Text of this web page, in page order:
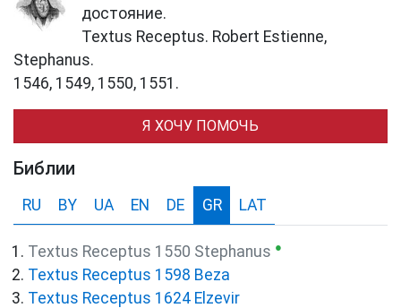
достояние.
Textus Receptus. Robert Estienne,
Stephanus.
1546, 1549, 1550, 1551.
Я ХОЧУ ПОМОЧЬ
Библии
RU BY UA EN DE GR LAT
Textus Receptus 1550 Stephanus ●
Textus Receptus 1598 Beza
Textus Receptus 1624 Elzevir